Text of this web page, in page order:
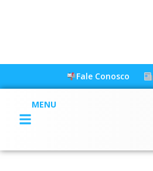
Fale Conosco
MENU